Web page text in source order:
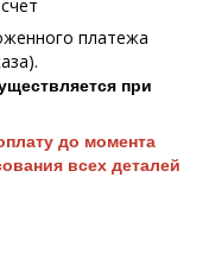
платежа
при
до момента
всех деталей